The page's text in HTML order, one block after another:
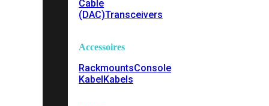
Cable
(DAC)Transceivers
Accessoires
RackmountsConsole
KabelKabels